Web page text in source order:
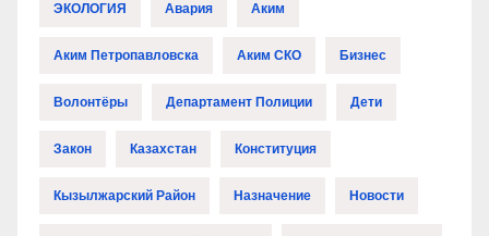
ЭКОЛОГИЯ Авария Аким
Аким Петропавловска Аким СКО Бизнес
Волонтёры Департамент Полиции Дети
Закон Казахстан Конституция
Кызылжарский Район Назначение Новости